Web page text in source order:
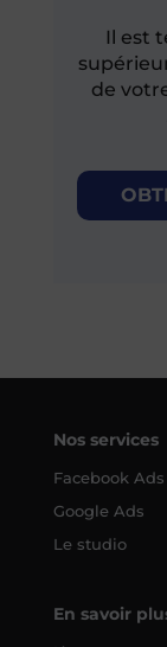
Il est
de
Nos services
Facebook Ads
Google Ads
Le studio
En savoir